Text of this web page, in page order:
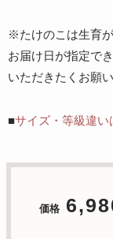
※たけのこは生育
お届け日が指定で
いただきたくお願
■サイズ・等級違い
価格